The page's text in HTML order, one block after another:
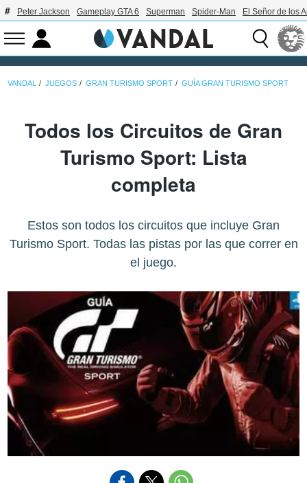
Peter Jackson Gameplay GTA 6 Superman Spider-Man El Señor de los
VANDAL JUEGOS GRAN TURISMO SPORT GUÍA GRAN TURISMO SPORT
Todos los Circuitos de Gran
Turismo Sport: Lista
completa
Estos son todos los circuitos que incluye Gran
Turismo Sport. Todas las pistas por las que correr en
el juego.